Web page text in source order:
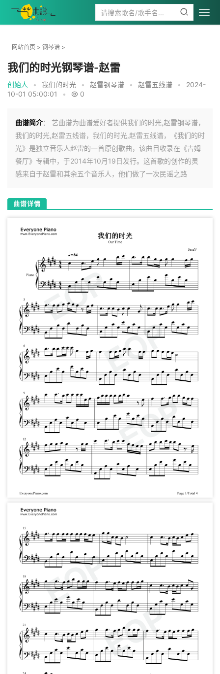
网站首页 > 钢琴谱 >
我们的时光钢琴谱-赵雷
创始人 • 我们的时光 • 赵雷钢琴谱 • 赵雷五线谱 •
2024-
10-01 05:00:01
• 0
曲谱简介： 艺曲谱为曲谱爱好者提供我们的时光,赵雷钢琴谱，
我们的时光,赵雷五线谱，我们的时光,赵雷五线谱，《我们的时
光》是独立音乐人赵雷的一首原创歌曲，该曲目收录在《吉姆
餐厅》专辑中，于2014年10月19日发行。这首歌的创作的灵
感来自于赵雷和其余五个音乐人，他们做了一次民谣之路
曲谱详情